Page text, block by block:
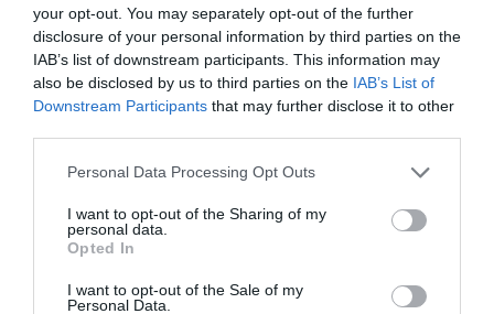
your opt-out. You may separately opt-out of the further
disclosure of your personal information by third parties on the
IAB’s list of downstream participants. This information may
also be disclosed by us to third parties on the IAB’s List of
Downstream Participants that may further disclose it to other
Personal Data Processing Opt Outs
I want to opt-out of the Sharing of my
personal data.
Opted In
I want to opt-out of the Sale of my
Personal Data.
CITEȘTE ȘI
Italia, româncelor nu le mai convine munca de
îngrijitoare, criză tot mai mare de badante
conștient de decizia sa și deconsecințele financiare
pe care această alegere le va provoca familiei. Mai
instanța a subliniat că surditatea
de care este